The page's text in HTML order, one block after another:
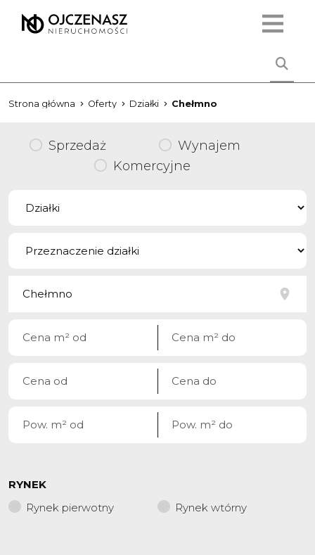
Strona główna Oferty Działki Chełmno
Sprzedaż
Wynajem
Komercyjne
RYNEK
Rynek pierwotny
Rynek wtórny